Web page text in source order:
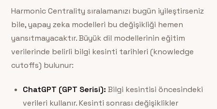
Harmonic Centrality sıralamanızı bugün iyileştirseniz
bile, yapay zeka modelleri bu değişikliği hemen
yansıtmayacaktır. Büyük dil modellerinin eğitim
verilerinde belirli bilgi kesinti tarihleri (knowledge
cutoffs) bulunur:
ChatGPT (GPT Serisi): Bilgi kesintisi öncesindeki
verileri kullanır. Kesinti sonrası değişiklikler